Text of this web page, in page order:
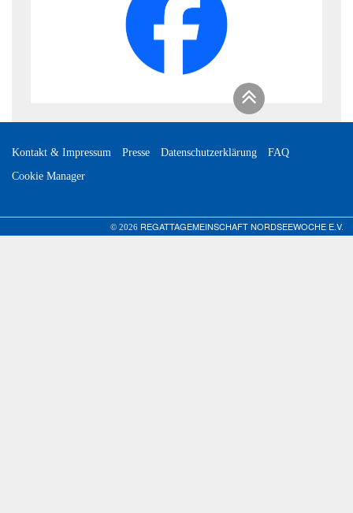
Kontakt & Impressum Presse Datenschutzerklärung
FAQ
Cookie Manager
© 2026 REGATTAGEMEINSCHAFT NORDSEEWOCHE E.V.